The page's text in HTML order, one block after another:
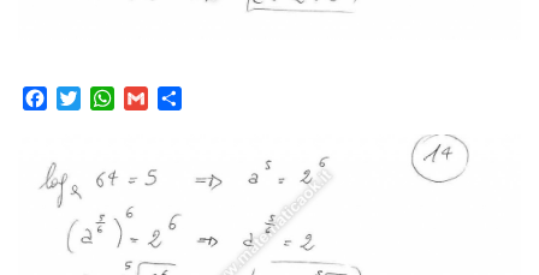
FacebookTwitterWhatsApp
Gmail